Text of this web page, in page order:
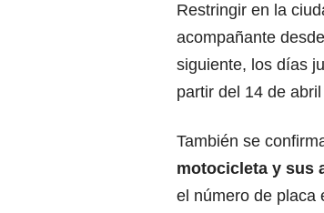
Restringir en la
acompañante
siguiente, los días
partir del 14 de
También se
motocicleta y sus
el número de placa